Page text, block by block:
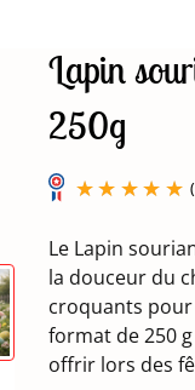
Lapin
250g
Le Lapin
la douceur du
croquants
format de 250
offrir lors des